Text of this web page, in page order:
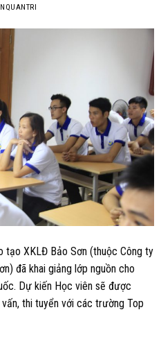
tạo XKLĐ Bảo Sơn (thuộc Công ty
đã khai giảng lớp nguồn cho
Dự kiến Học viên sẽ được
thi tuyển với các trường Top